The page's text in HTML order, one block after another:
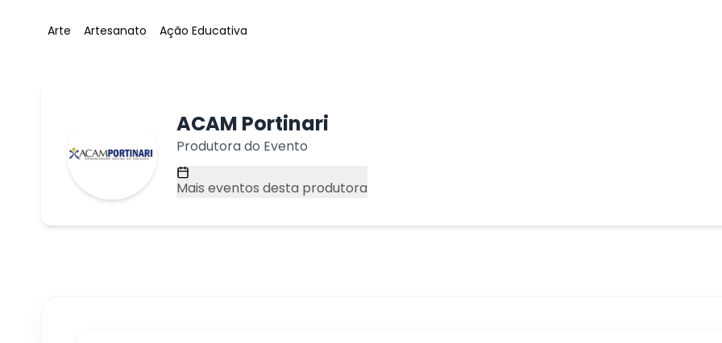
Tag:
Arte Tag:
Artesanato Tag:
Ação Educativa
ACAM Portinari
Produtora do Evento
Mais eventos desta produtora